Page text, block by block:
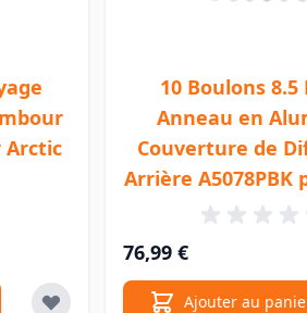
Arctic
10 Boulons 8.5
Anneau en
Couverture de
Arrière A5078PBK
76,99 €
Ajouter au